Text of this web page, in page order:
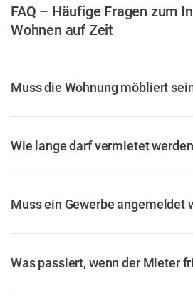
FAQ – Häufige Fragen zum
Wohnen auf Zeit
Muss die Wohnung möbliert
Wie lange darf vermietet
Muss ein Gewerbe angemeldet
Was passiert, wenn der Mieter